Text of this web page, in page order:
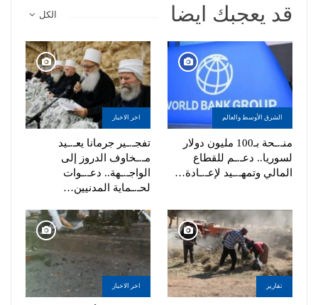
الكل قد يعجبك ايضا
الشرق الأوسط والعالم
منـ.ـحة بـ100 مليون دولار
لسوريا.. دعـ.ـم للقطاع
المالي وتمهـ.ـيد لإعـ.ـادة…
اخر الاخبار
تفجـ.ـير جرمانا يعـ.ـيد
مـ.ـخاوف الدروز إلى
الواجـ.ـهة.. دعـ.ـوات
لحـ.ـماية المدنيين…
تقارير اخر الاخبار